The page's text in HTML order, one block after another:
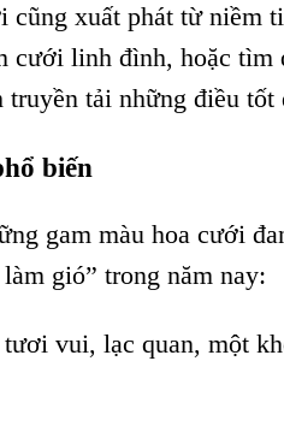
cũng xuất phát từ niềm
cưới linh đình, hoặc
truyền tải những điều tốt
biến
gam màu hoa cưới
gió” trong năm nay:
vui, lạc quan, một